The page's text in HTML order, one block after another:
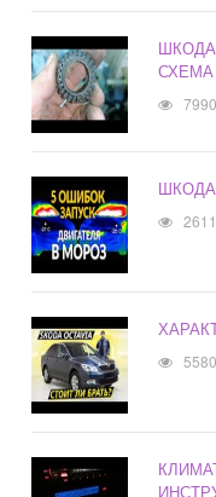
СХЕМА
7990
2611
5580